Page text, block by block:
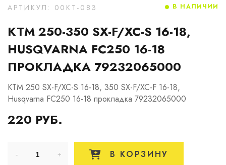
АРТИКУЛ: 00KT-083
KTM 250-350 SX-F/XC-S 16-18,
HUSQVARNA FC250 16-18
ПРОКЛАДКА 79232065000
KTM 250 SX-F/XC-S 16-18, 350 SX-F/XC-F 16-18,
Husqvarna FC250 16-18 прокладка 79232065000
220 РУБ.
В НАЛИЧИИ
В КОРЗИНУ